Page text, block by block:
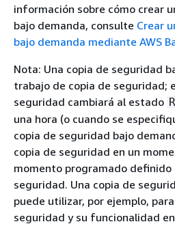
información sobre cómo crear
bajo demanda, consulte Crear
bajo demanda mediante AWS
Nota: Una copia de seguridad
trabajo de copia de seguridad;
seguridad cambiará al estado
una hora (o cuando se
copia de seguridad bajo
copia de seguridad en un
momento programado definido
seguridad. Una copia de
puede utilizar, por ejemplo,
seguridad y su funcionalidad